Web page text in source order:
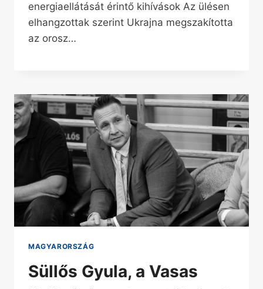
energiaellátását érintő kihívások Az ülésen
elhangzottak szerint Ukrajna megszakította
az orosz…
MAGYARORSZÁG
Süllős Gyula, a Vasas